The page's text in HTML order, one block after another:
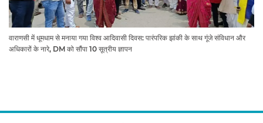
वाराणसी में धूमधाम से मनाया गया विश्व आदिवासी दिवस: पारंपरिक झांकी के साथ गूंजे संविधान और
अधिकारों के नारे, DM को सौंपा 10 सूत्रीय ज्ञापन